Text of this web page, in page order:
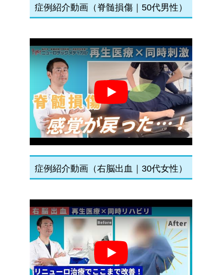
症例紹介動画（脊髄損傷｜50代男性）
Play
症例紹介動画（右脳出血｜30代女性）
Play